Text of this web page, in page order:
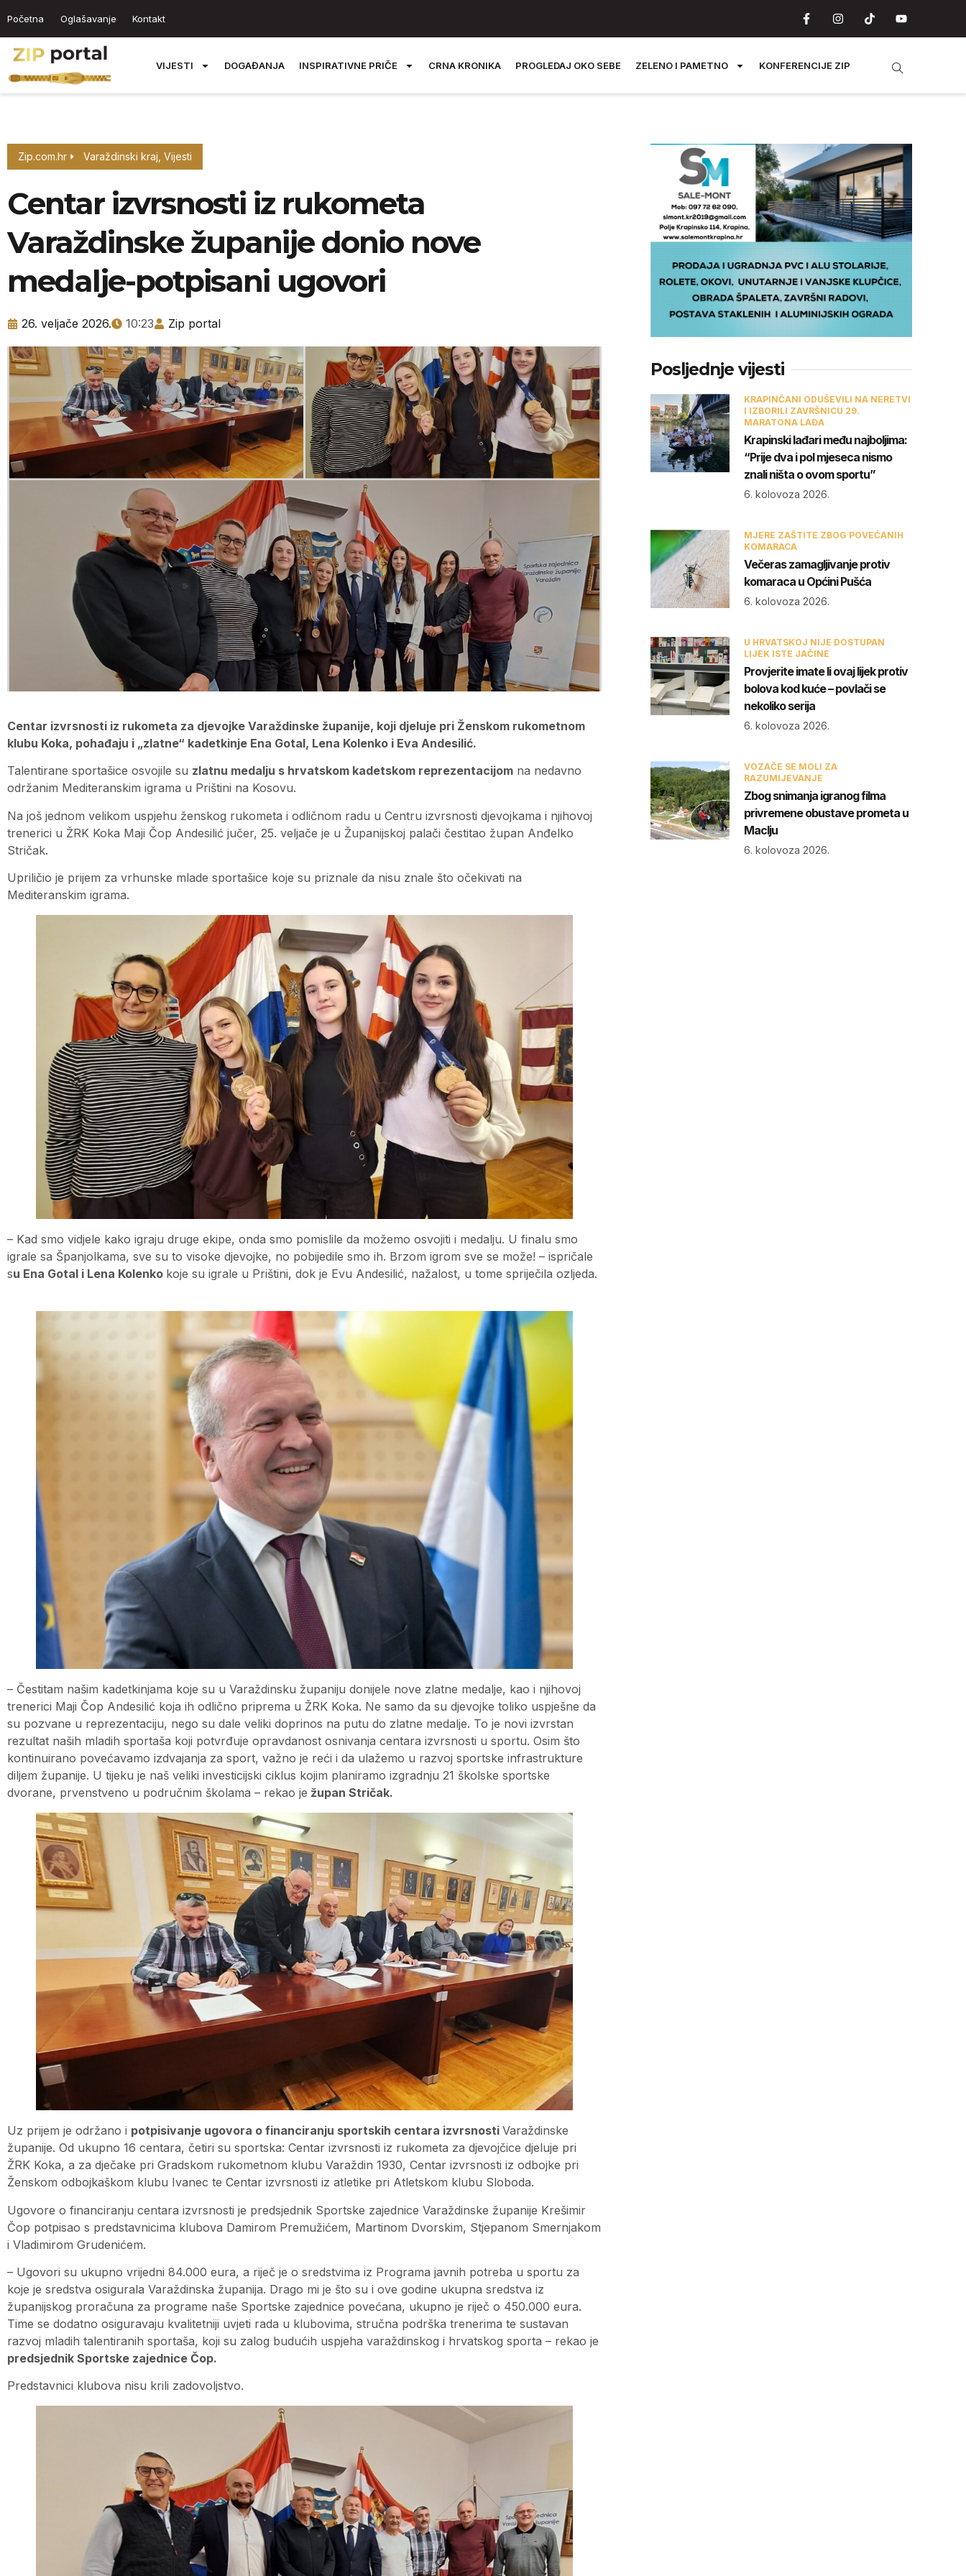
Početna Oglašavanje Kontakt
VIJESTI DOGAĐANJA INSPIRATIVNE PRIČE CRNA KRONIKA PROGLEDAJ OKO SEBE ZELENO I PAMETNO KONFERENCIJE ZIP
Zip.com.hr Varaždinski kraj Vijesti
Centar izvrsnosti iz rukometa
Varaždinske županije donio nove
medalje-potpisani ugovori
26. veljače 2026. 10:23 Zip portal
Centar izvrsnosti iz rukometa za djevojke Varaždinske županije, koji djeluje pri Ženskom rukometnom
klubu Koka, pohađaju i „zlatne“ kadetkinje Ena Gotal, Lena Kolenko i Eva Andesilić.
Talentirane sportašice osvojile su zlatnu medalju s hrvatskom kadetskom reprezentacijom na nedavno
održanim Mediteranskim igrama u Prištini na Kosovu.
Na još jednom velikom uspjehu ženskog rukometa i odličnom radu u Centru izvrsnosti djevojkama i njihovoj
trenerici u ŽRK Koka Maji Čop Andesilić jučer, 25. veljače je u Županijskoj palači čestitao župan Anđelko
Stričak.
Upriličio je prijem za vrhunske mlade sportašice koje su priznale da nisu znale što očekivati na
Mediteranskim igrama.
– Kad smo vidjele kako igraju druge ekipe, onda smo pomislile da možemo osvojiti i medalju. U finalu smo
igrale sa Španjolkama, sve su to visoke djevojke, no pobijedile smo ih. Brzom igrom sve se može! – ispričale
su Ena Gotal i Lena Kolenko koje su igrale u Prištini, dok je Evu Andesilić, nažalost, u tome spriječila ozljeda.
– Čestitam našim kadetkinjama koje su u Varaždinsku županiju donijele nove zlatne medalje, kao i njihovoj
trenerici Maji Čop Andesilić koja ih odlično priprema u ŽRK Koka. Ne samo da su djevojke toliko uspješne da
su pozvane u reprezentaciju, nego su dale veliki doprinos na putu do zlatne medalje. To je novi izvrstan
rezultat naših mladih sportaša koji potvrđuje opravdanost osnivanja centara izvrsnosti u sportu. Osim što
kontinuirano povećavamo izdvajanja za sport, važno je reći i da ulažemo u razvoj sportske infrastrukture
diljem županije. U tijeku je naš veliki investicijski ciklus kojim planiramo izgradnju 21 školske sportske
dvorane, prvenstveno u područnim školama – rekao je župan Stričak.
Uz prijem je održano i potpisivanje ugovora o financiranju sportskih centara izvrsnosti Varaždinske
županije. Od ukupno 16 centara, četiri su sportska: Centar izvrsnosti iz rukometa za djevojčice djeluje pri
ŽRK Koka, a za dječake pri Gradskom rukometnom klubu Varaždin 1930, Centar izvrsnosti iz odbojke pri
Ženskom odbojkaškom klubu Ivanec te Centar izvrsnosti iz atletike pri Atletskom klubu Sloboda.
Ugovore o financiranju centara izvrsnosti je predsjednik Sportske zajednice Varaždinske županije Krešimir
Čop potpisao s predstavnicima klubova Damirom Premužićem, Martinom Dvorskim, Stjepanom Smernjakom
i Vladimirom Grudenićem.
– Ugovori su ukupno vrijedni 84.000 eura, a riječ je o sredstvima iz Programa javnih potreba u sportu za
koje je sredstva osigurala Varaždinska županija. Drago mi je što su i ove godine ukupna sredstva iz
županijskog proračuna za programe naše Sportske zajednice povećana, ukupno je riječ o 450.000 eura.
Time se dodatno osiguravaju kvalitetniji uvjeti rada u klubovima, stručna podrška trenerima te sustavan
razvoj mladih talentiranih sportaša, koji su zalog budućih uspjeha varaždinskog i hrvatskog sporta – rekao je
predsjednik Sportske zajednice Čop.
Predstavnici klubova nisu krili zadovoljstvo.
Posljednje vijesti
KRAPINČANI ODUŠEVILI NA NERETVI
I IZBORILI ZAVRŠNICU 29.
MARATONA LAĐA
Krapinski lađari među najboljima:
“Prije dva i pol mjeseca nismo
znali ništa o ovom sportu”
6. kolovoza 2026.
MJERE ZAŠTITE ZBOG POVEĆANIH
KOMARACA
Večeras zamagljivanje protiv
komaraca u Općini Pušća
6. kolovoza 2026.
U HRVATSKOJ NIJE DOSTUPAN
LIJEK ISTE JAČINE
Provjerite imate li ovaj lijek protiv
bolova kod kuće – povlači se
nekoliko serija
6. kolovoza 2026.
VOZAČE SE MOLI ZA
RAZUMIJEVANJE
Zbog snimanja igranog filma
privremene obustave prometa u
Maclju
6. kolovoza 2026.